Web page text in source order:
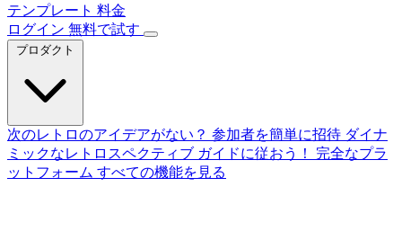
テンプレート 料金
ログイン 無料で試す
次のレトロのアイデアがない？ 参加者を簡単に招待 ダイナ
ミックなレトロスペクティブ ガイドに従おう！ 完全なプラ
ットフォーム すべての機能を見る